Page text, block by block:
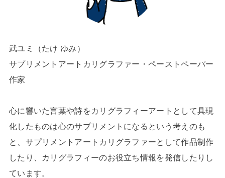
武ユミ（たけ ゆみ）
サプリメントアートカリグラファー・ペーストペーパー
作家
心に響いた言葉や詩をカリグラフィーアートとして具現
化したものは心のサプリメントになるという考えのも
と、サプリメントアートカリグラファーとして作品制作
したり、カリグラフィーのお役立ち情報を発信したりし
ています。